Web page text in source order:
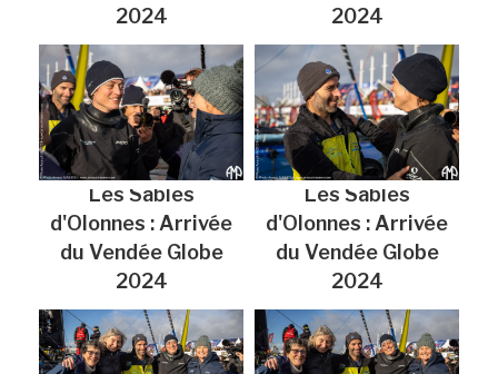
2024
2024
Les Sables
d'Olonnes : Arrivée
du Vendée Globe
2024
Les Sables
d'Olonnes : Arrivée
du Vendée Globe
2024